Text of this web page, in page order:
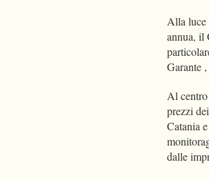
Alla luce
annua, il
Garante
Al
prezzi
Catania
dalle